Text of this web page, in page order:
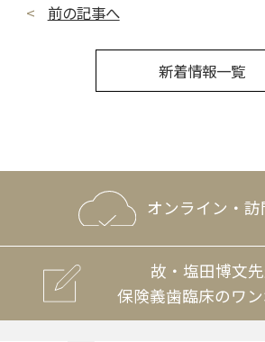
前の記事へ
新着情報一覧
オンライン・
故・塩田博文
保険義歯臨床のワ